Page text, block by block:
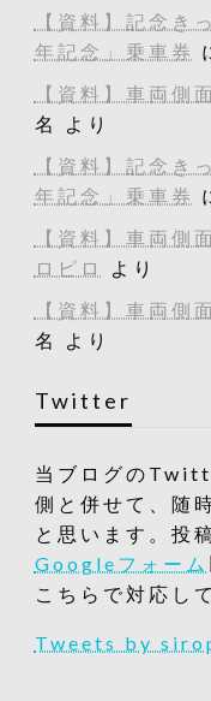
【資料】記念き
年記念」乗車券
【資料】車両
名
より
【資料】記念き
年記念」乗車券
【資料】車両
ロピロ
より
【資料】車両
名
より
Twitter
当ブログの
側と併せて、随
と思います。投
Googleフォーム
こちらで対応し
Tweets by